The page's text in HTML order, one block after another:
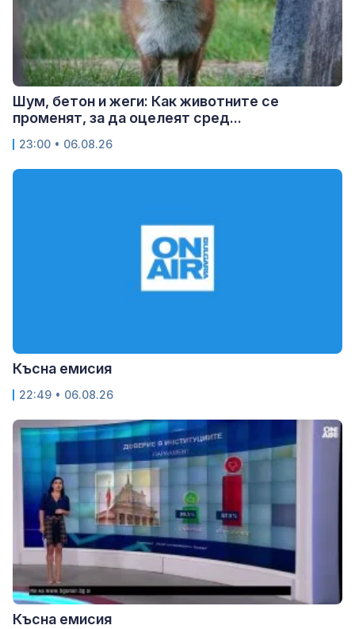
Шум, бетон и жеги: Как животните се
променят, за да оцелеят сред...
23:00 • 06.08.26
Късна емисия
22:49 • 06.08.26
Късна емисия